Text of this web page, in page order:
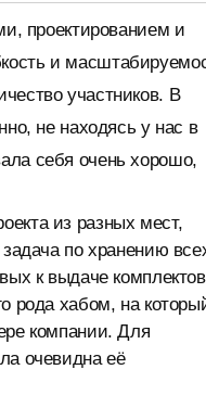
проектированием и
и
участников. В
не находясь у нас в
себя очень хорошо,
из разных мест,
по хранению
к выдаче
рода хабом, на
компании. Для
очевидна её